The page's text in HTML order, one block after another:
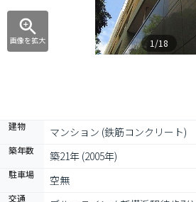
画像を拡大 1/18
建物 マンション (鉄筋コンクリート)
築年数 築21年 (2005年)
駐車場 空無
交通